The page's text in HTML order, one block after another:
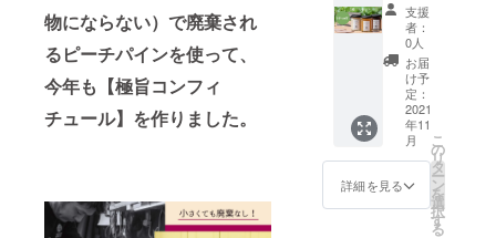
物にならない）で廃棄され
るピーチパインを使って、
今年も【極旨コンフィ
チュール】を作りました。
￥4,950
円（税
込み）
の
15%OF
F＋送料
全国一
￥600
内容量
110g/個
セット
内容 ・
3個入り
1セット
（コン
フィ
チュー
ル・フ
ロマー
ジュ・
チョコ
各1個）
支援
者：
0人
お届
け予
定：
2021
年11
月
詳細を見る
こ
の
リ
タ
ー
ン
を
選
択
す
る